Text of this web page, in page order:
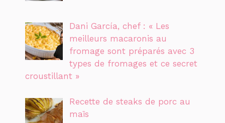
Dani García, chef : « Les
meilleurs macaronis au
fromage sont préparés avec 3
types de fromages et ce secret
croustillant »
Recette de steaks de porc au
maïs